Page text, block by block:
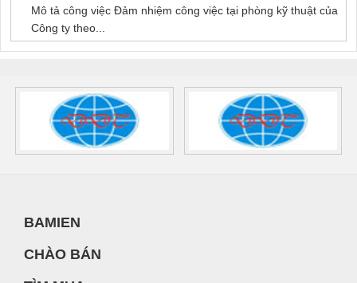
Mô tả công việc Đảm nhiệm công việc tại phòng kỹ thuật của
Công ty theo...
BAMIEN
CHÀO BÁN